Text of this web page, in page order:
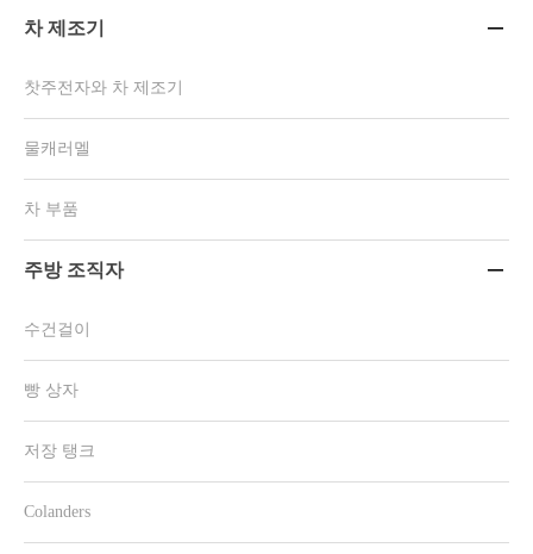
차 제조기 
찻주전자와 차 제조기
물캐러멜
차 부품
주방 조직자 
수건걸이
빵 상자
저장 탱크
Colanders